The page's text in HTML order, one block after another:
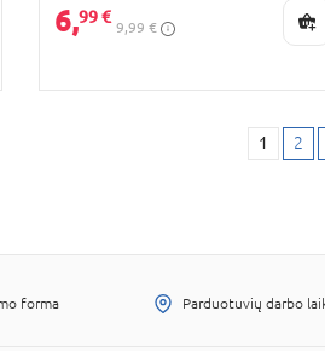
6,99 €
9,99 €
1 2
forma Parduotuvių darbo